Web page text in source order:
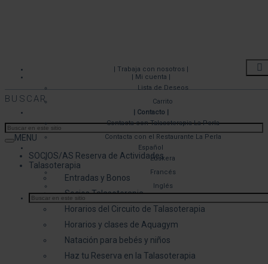
| Trabaja con nosotros |
| Mi cuenta |
Lista de Deseos
Carrito
| Contacto |
Contacta con Talasoterapia La Perla
Contacta con el Restaurante La Perla
Español
Euskera
Francés
Inglés
BUSCAR
MENU
SOCIOS/AS Reserva de Actividades
Talasoterapia
Entradas y Bonos
Socios Talasoterapia
Horarios del Circuito de Talasoterapia
Horarios y clases de Aquagym
Natación para bebés y niños
Haz tu Reserva en la Talasoterapia